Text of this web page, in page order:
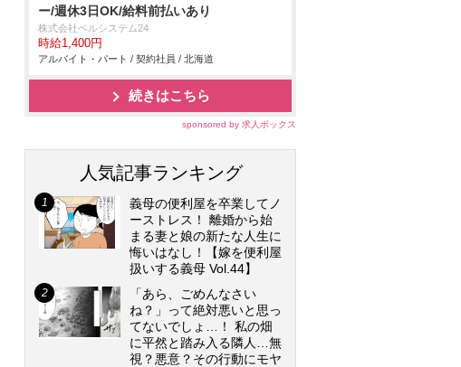
ー/週休3日OK/給料前払いあり
株式会社ベルシステム24
時給1,400円
アルバイト・パート / 契約社員 / 北海道
続きはこちら
sponsored by 求人ボックス
人気記事ランキング
義母の便利屋を卒業してノ
ーストレス！ 離婚から始
まる妻と娘の新たな人生に
悔いはなし！【嫁を便利屋
扱いする義母 Vol.44】
「あら、ごめんなさい
ね？」って絶対悪いと思っ
てないでしょ…！ 私の畑
に平然と踏み入る隣人…無
視？悪意？その行動にモヤ